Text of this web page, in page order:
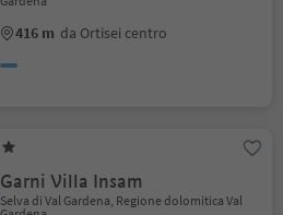
416 m da Ortisei centro
Garni Villa Insam
Selva di Val Gardena, Regione dolomitica Val